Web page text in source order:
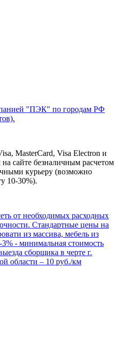
"ПЭК" по городам РФ
MasterCard, Visa Electron и
сайте безналичным расчетом
курьеру (возможно
10-30%).
от необходимых расходных
Стандартные цены на
из массива, мебель из
- минимальная стоимость
сборщика в черте г.
области – 10 руб./км